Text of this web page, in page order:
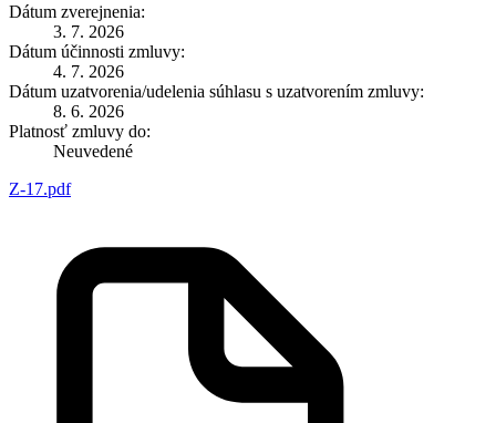
Dátum zverejnenia:
3. 7. 2026
Dátum účinnosti zmluvy:
4. 7. 2026
Dátum uzatvorenia/udelenia súhlasu s uzatvorením zmluvy:
8. 6. 2026
Platnosť zmluvy do:
Neuvedené
Z-17.pdf